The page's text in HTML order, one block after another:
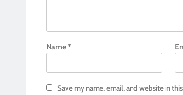
Name *
Save my name, email, and website in